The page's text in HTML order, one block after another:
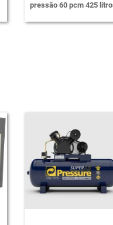
pressão 60 pcm 425